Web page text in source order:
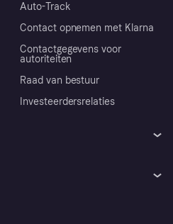
Auto-Track
Contact opnemen met Klarna
Contactgegevens voor
autoriteiten
Raad van bestuur
Investeerdersrelaties